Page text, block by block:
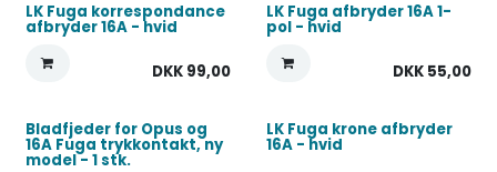
LK Fuga korrespondance
afbryder 16A - hvid
DKK 99,00
LK Fuga afbryder 16A 1-
pol - hvid
DKK 55,00
Bladfjeder for Opus og
16A Fuga trykkontakt, ny
model - 1 stk.
LK Fuga krone afbryder
16A - hvid